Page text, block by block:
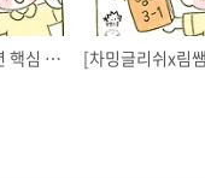
[영어표현] 3학년 핵심 표현&어휘(5)